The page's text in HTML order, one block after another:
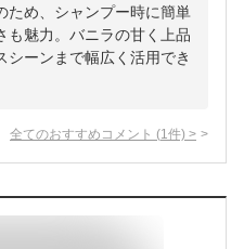
ため、シャンプー時に簡単
も魅力。バニラの甘く上品
シーンまで幅広く活用でき
全てのおすすめコメント (1 件) >